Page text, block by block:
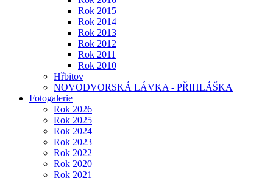
Rok 2015
Rok 2014
Rok 2013
Rok 2012
Rok 2011
Rok 2010
Hřbitov
NOVODVORSKÁ LÁVKA - PŘIHLÁŠKA
Fotogalerie
Rok 2026
Rok 2025
Rok 2024
Rok 2023
Rok 2022
Rok 2020
Rok 2021